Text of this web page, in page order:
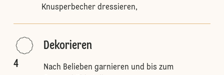
Knusperbecher dressieren,
4
Dekorieren
Nach Belieben garnieren und bis zum